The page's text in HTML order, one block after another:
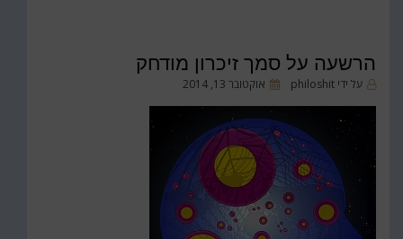
הרשעה על סמך זיכרון מודחק
על ידי philoshit
פורסםאוקטובר 13, 2014